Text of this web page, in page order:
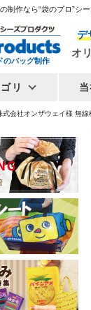
制作なら“袋のプロ”シ
のバッグ制作
デ
オ
リ
式会社オンザウェイ様 無線